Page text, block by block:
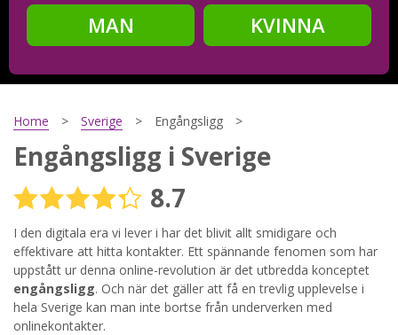
MAN
KVINNA
Steg2
Steg
Din mailadress?
Genom att registrera godkänner jagVillkorenoch
Sekretesspolicyn
Home Sverige Engångsligg
Engångsligg i Sverige
8.7
I den digitala era vi lever i har det blivit allt smidigare och
effektivare att hitta kontakter. Ett spännande fenomen som har
uppstått ur denna online-revolution är det utbredda konceptet
engångsligg. Och när det gäller att få en trevlig upplevelse i
hela Sverige kan man inte bortse från underverken med
onlinekontakter.